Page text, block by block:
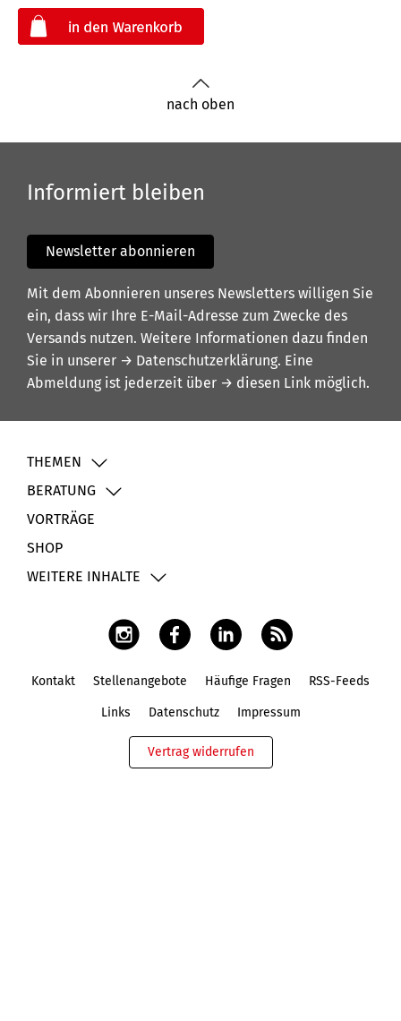
nach oben
Informiert bleiben
Newsletter abonnieren
Mit dem Abonnieren unseres Newsletters willigen Sie
ein, dass wir Ihre E-Mail-Adresse zum Zwecke des
Versands nutzen. Weitere Informationen dazu finden
Sie in unserer → Datenschutzerklärung. Eine
Abmeldung ist jederzeit über → diesen Link möglich.
THEMEN
BERATUNG
VORTRÄGE
SHOP
WEITERE INHALTE
Kontakt Stellenangebote Häufige Fragen RSS-Feeds
Links Datenschutz Impressum
Vertrag widerrufen